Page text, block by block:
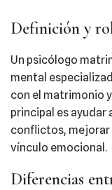
Definición y
Un psicólogo
mental
con el matrimonio
principal es ayudar
conflictos, mejorar
vínculo emocional.
Diferencias